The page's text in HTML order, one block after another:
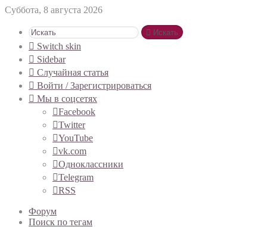
Суббота, 8 августа 2026
Искать
Switch skin
Sidebar
Случайная статья
Войти / Зарегистрироваться
Мы в соцсетях
Facebook
Twitter
YouTube
vk.com
Одноклассники
Telegram
RSS
Форум
Поиск по тегам